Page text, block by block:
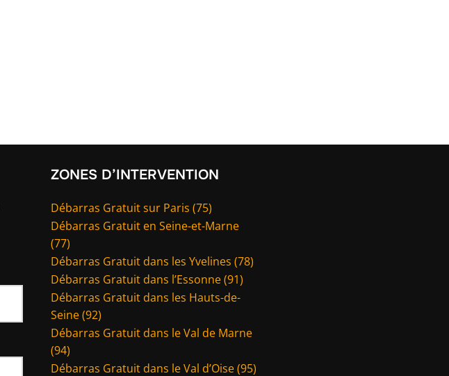
ZONES D’INTERVENTION
Débarras Gratuit sur Paris (75)
Débarras Gratuit en Seine-et-Marne
(77)
Débarras Gratuit dans les Yvelines (78)
Débarras Gratuit dans l’Essonne (91)
Débarras Gratuit dans les Hauts-de-
Seine (92)
Débarras Gratuit dans le Val de Marne
(94)
Débarras Gratuit dans le Val d’Oise (95)